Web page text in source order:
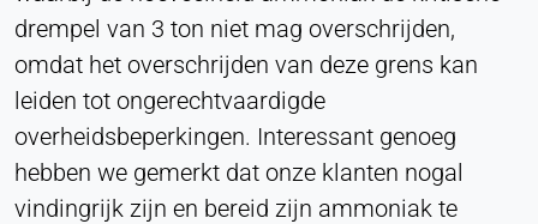
drempel van 3 ton niet mag overschrijden,
omdat het overschrijden van deze grens kan
leiden tot ongerechtvaardigde
overheidsbeperkingen. Interessant genoeg
hebben we gemerkt dat onze klanten nogal
vindingrijk zijn en bereid zijn ammoniak te